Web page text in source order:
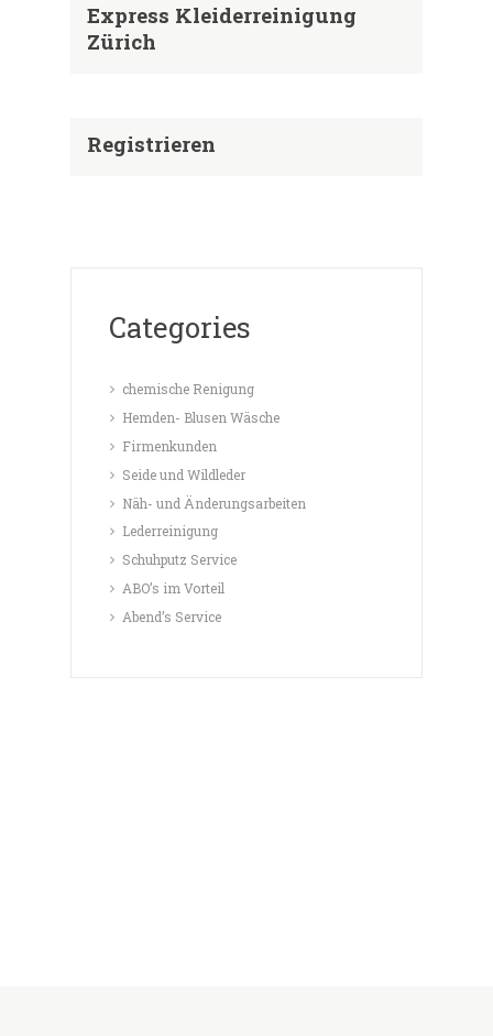
Express Kleiderreinigung
Zürich
Registrieren
Categories
chemische Renigung
Hemden- Blusen Wäsche
Firmenkunden
Seide und Wildleder
Näh- und Änderungsarbeiten
Lederreinigung
Schuhputz Service
ABO’s im Vorteil
Abend’s Service